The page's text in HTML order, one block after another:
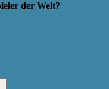
der Welt?